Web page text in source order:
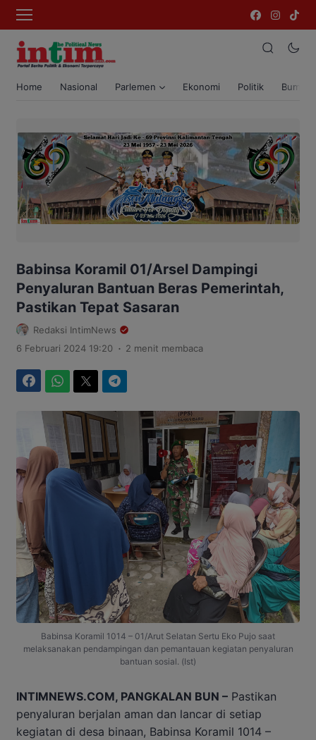
Home Nasional Parlemen Ekonomi Politik Bumi
Babinsa Koramil 01/Arsel Dampingi
Penyaluran Bantuan Beras Pemerintah,
Pastikan Tepat Sasaran
Redaksi IntimNews
6 Februari 2024 19:20 . 2 menit membaca
Babinsa Koramil 1014 – 01/Arut Selatan Sertu Eko Pujo saat
melaksanakan pendampingan dan pemantauan kegiatan penyaluran
bantuan sosial. (Ist)
INTIMNEWS.COM, PANGKALAN BUN – Pastikan
penyaluran berjalan aman dan lancar di setiap
kegiatan di desa binaan, Babinsa Koramil 1014 –